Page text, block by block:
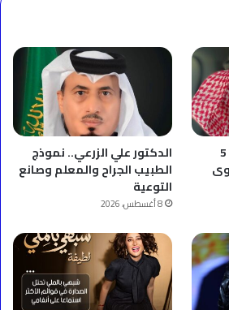
غريب ناصر اليامي يقدم 5
الدكتور علي الزرعي.. نموذج
الطبيب الجراح والمعلم وصانع
التوعية
8 أغسطس، 2026